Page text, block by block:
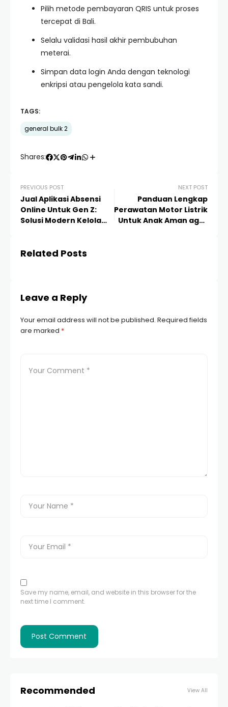
Pilih metode pembayaran QRIS untuk proses
tercepat di Bali.
Selalu validasi hasil akhir pembubuhan
meterai.
Simpan data login Anda dengan teknologi
enkripsi atau pengelola kata sandi.
TAGS:
general bulk 2
Shares:
PREVIOUS POST
Jual Aplikasi Absensi
Online Untuk Gen Z:
Solusi Modern Kelola
NEXT POST
Panduan Lengkap
Perawatan Motor Listrik
Untuk Anak Aman agar
Related Posts
Leave a Reply
Your email address will not be published. Required fields
are marked *
Save my name, email, and website in this browser for the
next time I comment.
Recommended View All